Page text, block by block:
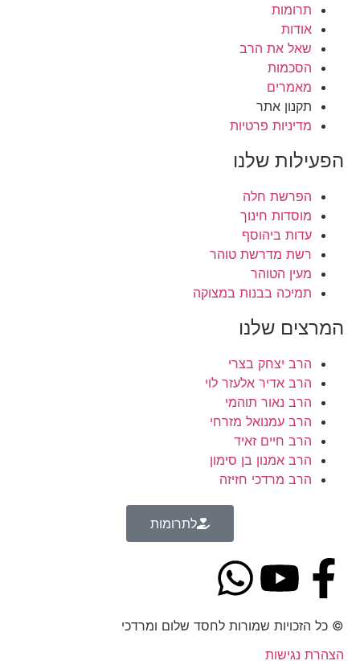
תרומות
אודות
שאל את הרב
הסכמות
מאמרים
תקנון אתר
מדיניות פרטיות
הפעילות שלנו
הפרשת חלה
מוסדות חינוך
עדות ביהוסף
רשת מדרשת טוהר
מעין הטוהר
תמיכה בבנות במצוקה
המרצים שלנו
הרב יצחק בצרי
הרב אדיר אלעזר לוי
הרב נאור תוהמי
הרב עמנואל מזרחי
הרב חיים זאיד
הרב אמנון בן סימון
הרב מרדכי חזיזה
לתרומות
© כל הזכויות שמורות לחסד שלום ומרדכי
הצהרת נגישות